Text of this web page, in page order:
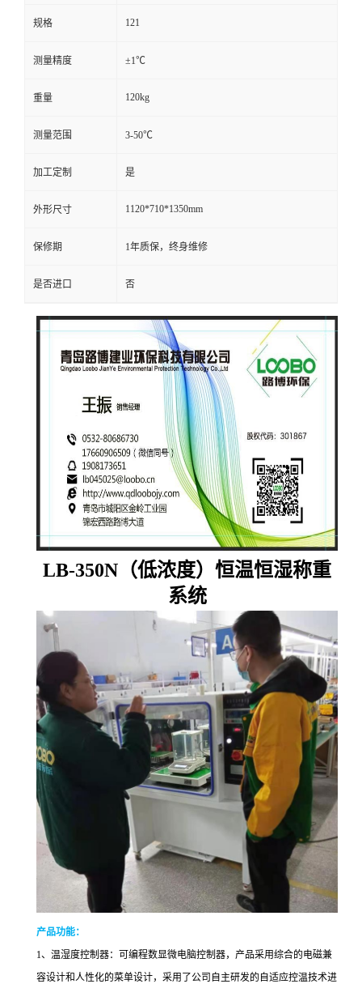
规格 121
测量精度 ±1℃
重量 120kg
测量范围 3-50℃
加工定制 是
外形尺寸 1120*710*1350mm
保修期 1年质保，终身维修
是否进口 否
LB-350N （低浓度） 恒温恒湿称重
系统
产品功能：
1、温湿度控制器：可编程数显微电脑控制器，产品采用综合的电磁兼
容设计和人性化的菜单设计，采用了公司自主研发的自适应控温技术进